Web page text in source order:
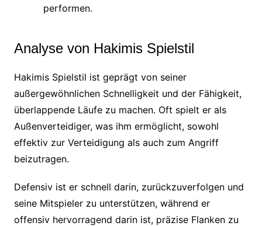
performen.
Analyse von Hakimis Spielstil
Hakimis Spielstil ist geprägt von seiner
außergewöhnlichen Schnelligkeit und der Fähigkeit,
überlappende Läufe zu machen. Oft spielt er als
Außenverteidiger, was ihm ermöglicht, sowohl
effektiv zur Verteidigung als auch zum Angriff
beizutragen.
Defensiv ist er schnell darin, zurückzuverfolgen und
seine Mitspieler zu unterstützen, während er
offensiv hervorragend darin ist, präzise Flanken zu